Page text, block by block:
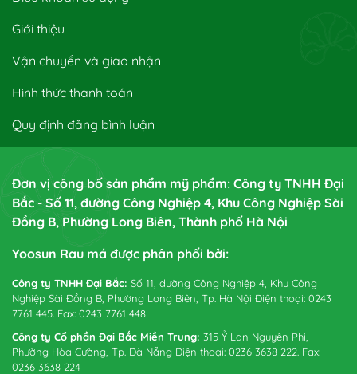
Giới thiệu
Vận chuyển và giao nhận
Hình thức thanh toán
Quy định đăng bình luận
Đơn vị công bố sản phẩm mỹ phẩm: Công ty TNHH Đại
Bắc - Số 11, đường Công Nghiệp 4, Khu Công Nghiệp Sài
Đồng B, Phường Long Biên, Thành phố Hà Nội
Yoosun Rau má được phân phối bởi:
Công ty TNHH Đại Bắc: Số 11, đường Công Nghiệp 4, Khu Công
Nghiệp Sài Đồng B, Phường Long Biên, Tp. Hà Nội Điện thoại: 0243
7761 445. Fax: 0243 7761 448
Công ty Cổ phần Đại Bắc Miền Trung: 315 Ỷ Lan Nguyên Phi,
Phường Hòa Cường, Tp. Đà Nẵng Điện thoại: 0236 3638 222. Fax:
0236 3638 224